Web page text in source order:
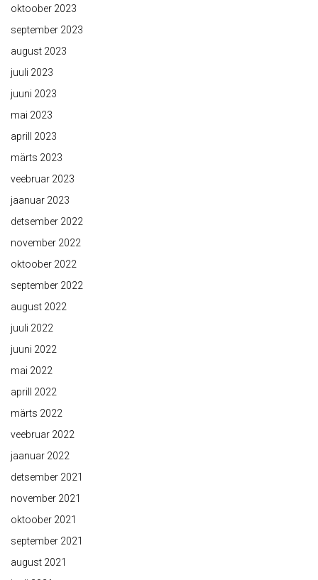
oktoober 2023
september 2023
august 2023
juuli 2023
juuni 2023
mai 2023
aprill 2023
märts 2023
veebruar 2023
jaanuar 2023
detsember 2022
november 2022
oktoober 2022
september 2022
august 2022
juuli 2022
juuni 2022
mai 2022
aprill 2022
märts 2022
veebruar 2022
jaanuar 2022
detsember 2021
november 2021
oktoober 2021
september 2021
august 2021